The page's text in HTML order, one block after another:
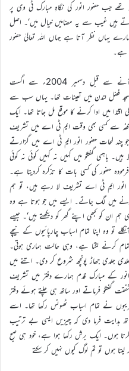
تھے جب حضور انور کی نگاہِ مبارک ٹی وی پر
ہیں غیب سے یہ مضامیں خیال میں‘۔ اصل
یہاں نظر آتا ہے جہاں اللہ تعالیٰ حضور
ہے۔
٭…بیت الفتوح میں ایم ٹی اے کے دفاتر آنے سے قبل دسمبر 2004ء سے اگست
مسجد فضل لندن میں تعینات تھا۔ یہاں سب سے
اقتدا میں ادا کرنے کا موقع مل جاتا تھا۔ ایک
سے کسی بھی وقت ایم ٹی اے میں تشریف
چند لمحات حضور انور ایم ٹی اے میں گزارتے
گفتگو میں کہیں نہ کہیں کوئی نہ کوئی
حضور کی کسی بات کا تذکرہ کردیتا ہے۔
انور ایم ٹی اے تشریف لا رہے ہیں، تو ہم
میں لگ جاتے۔ ایسے میں جو ہوتا ہے وہ
ان کو کبھی اپنے گھر کو دیکھتے ہیں‘۔ جیسے
تو وہ اپنا تمام اسباب چارپائیوں کے نیچے
کرنے لگتا ہے، وہی حالت ہماری ہوتی۔
جلدی جھاڑ پونچھ شروع کر دی۔ اتنے میں
انور کے مبارک قدم ہمارے دفتر میں تشریف
گفتگو فرماتے اور ساتھ ہی چلتے ہوئے دفتر
نے تمام اسباب ٹھونس رکھا تھا۔ اسے
ہدایت فرما دی کہ چیزیں ایسی بے ترتیب
کرتا ہوں۔ ایک برش رکھا ہوا ہے، خود ہی صبح
ہوں تو تم لوگ کیوں نہیں کر سکتے